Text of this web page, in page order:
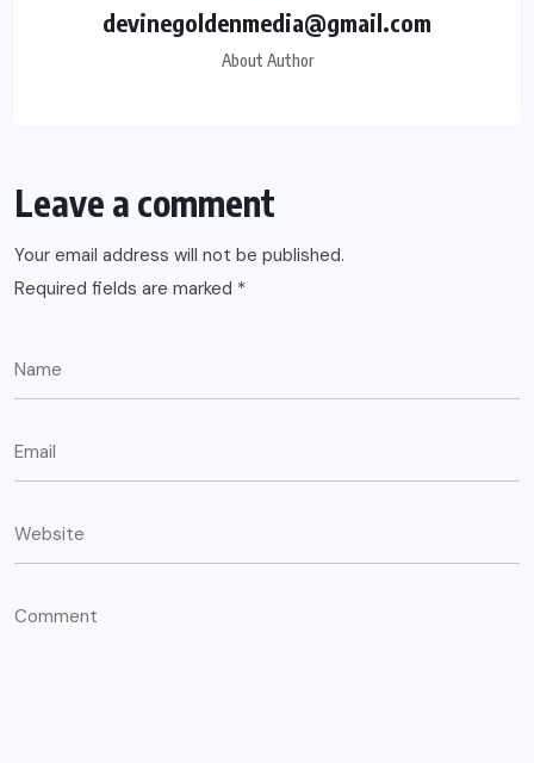
devinegoldenmedia@gmail.com
About Author
Leave a comment
Your email address will not be published.
Required fields are marked *